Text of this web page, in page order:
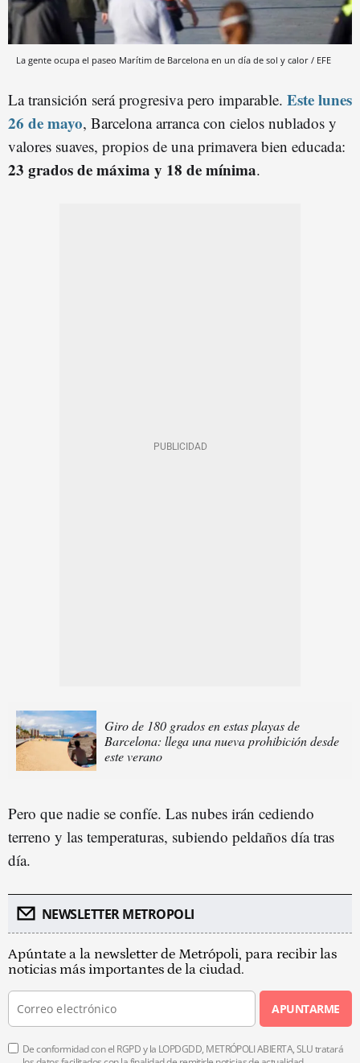
La gente ocupa el paseo Marítim de Barcelona en un día de sol y calor / EFE
La transición será progresiva pero imparable. Este lunes
26 de mayo, Barcelona arranca con cielos nublados y
valores suaves, propios de una primavera bien educada:
23 grados de máxima y 18 de mínima.
Giro de 180 grados en estas playas de
Barcelona: llega una nueva prohibición desde
este verano
Pero que nadie se confíe. Las nubes irán cediendo
terreno y las temperaturas, subiendo peldaños día tras
día.
NEWSLETTER METROPOLI
Apúntate a la newsletter de Metrópoli, para recibir las
noticias más importantes de la ciudad.
APUNTARME
De conformidad con el RGPD y la LOPDGDD, METRÓPOLI ABIERTA, SLU tratará